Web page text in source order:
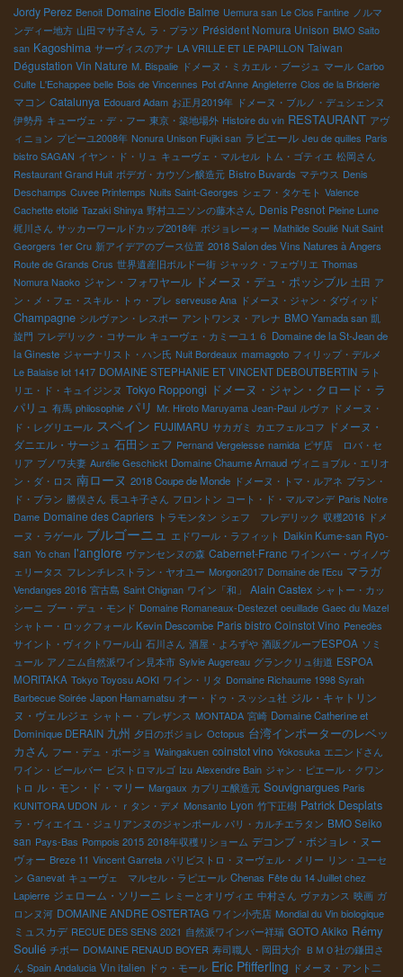
Jordy Perez Benoit Domaine Elodie Balme Uemura san Le Clos Fantine ノルマ
ンディー地方 山田マサ子さん ラ・プラツ Président Nomura Unison BMO Saito
san Kagoshima サーヴィスのアナ LA VRILLE ET LE PAPILLON Taiwan
Dégustation Vin Nature M. Bispalie ドメーヌ・ミカエル・ブージュ マール Carbo
Culte L'Echappee belle Bois de Vincennes Pot d'Anne Angleterre Clos de la Briderie
マコン Catalunya Edouard Adam お正月2019年 ドメーヌ・ブルノ・デュシェンヌ
伊勢丹 キューヴェ・デ・フー 東京・築地場外 Histoire du vin RESTAURANT アヴ
ィニョン プピーユ2008年 Nonura Unison Fujiki san ラピエール Jeu de quilles Paris
bistro SAGAN イヤン・ド・リュ キューヴェ・マルセル トム・ゴティエ 松岡さん
Restaurant Grand Huit ボデガ・カウゾン醸造元 Bistro Buvards マテウス Denis
Deschamps Cuvee Printemps Nuits Saint-Georges シェフ・タケモト Valence
Cachette etoilé Tazaki Shinya 野村ユニソンの藤木さん Denis Pesnot Pleine Lune
梶川さん サッカーワールドカップ2018年 ボジョレーォー Mathilde Soulié Nuit Saint
Georgers 1er Cru 新アイデアのブース位置 2018 Salon des Vins Natures à Angers
Route de Grands Crus 世界遺産旧ボルドー街 ジャック・フェヴリエ Thomas
Nomura Naoko ジャン・フォワヤール ドメーヌ・デュ・ポッシブル 土田 ア
ン・メ・フェ・スキル・トゥ・プレ serveuse Ana ドメーヌ・ジャン・ダヴィッド
Champagne シルヴァン・レスポー アントワンヌ・アレナ BMO Yamada san 凱
旋門 フレデリック・コサール キューヴェ・カミーユ１６ Domaine de la St-Jean de
la Gineste ジャーナリスト・ハン氏 Nuit Bordeaux mamagoto フィリップ・デルメ
Le Balaise lot 1417 DOMAINE STEPHANIE ET VINCENT DEBOUTBERTIN ラト
リエ・ド・キュイジンヌ Tokyo Roppongi ドメーヌ・ジャン・クロード・ラ
パリュ 有馬 philosophie パリ Mr. Hiroto Maruyama Jean-Paul ルヴァ ドメーヌ・
ド・レグリエール スペイン FUJIMARU サカガミ カエフェルコフ ドメーヌ・
ダニエル・サージュ 石田シェフ Pernand Vergelesse namida ピザ店 ロバ・セ
リア ブノワ夫妻 Aurélie Geschickt Domaine Chaume Arnaud ヴィニョブル・エリオ
ン・ダ・ロス 南ローヌ 2018 Coupe de Monde ドメーヌ・トマ・ルアネ ブラン・
ド・ブラン 勝俣さん 長ユキ子さん フロントン コート・ド・マルマンデ Paris Notre
Dame Domaine des Capriers トラモンタン シェフ フレデリック 収穫2016 ドメ
ーヌ・ラゲール ブルゴーニュ エドワール・ラフィット Daikin Kume-san Ryo-
san Yo chan l'anglore ヴァンセンヌの森 Cabernet-Franc ワインバー・ヴィノヴ
ェリータス フレンチレストラン・ヤオユー Morgon2017 Domaine de l'Ecu マラガ
Vendanges 2016 宮古島 Saint Chignan ワイン「和」 Alain Castex シャトー・カッ
シーニ ブー・デュ・モンド Domaine Romaneaux-Destezet oeuillade Gaec du Mazel
シャトー・ロックフォール Kevin Descombe Paris bistro Coinstot Vino Penedès
サイント・ヴィクトワール山 石川さん 酒屋・よろずや 酒販グループESPOA ソミ
ュール アノニム自然派ワイン見本市 Sylvie Augereau グランクリュ街道 ESPOA
MORITAKA Tokyo Toyosu AOKI ワイン・リタ Domaine Richaume 1998 Syrah
Barbecue Soirée Japon Hamamatsu オー・ドゥ・スッシュ社 ジル・キャトリン
ヌ・ヴェルジェ シャトー・プレザンス MONTADA 宮崎 Domaine Catherine et
Dominique DERAIN 九州 夕日のボジョレ Octopus 台湾インポーターのレベッ
カさん フー・デュ・ボージョ Waingakuen coinstot vino Yokosuka エニンドさん
ワイン・ビールバー ビストロマルゴ Izu Alexendre Bain ジャン・ピエール・クワン
トロ ル・モン・ド・マリー Margaux カプリエ醸造元 Souvignargues Paris
KUNITORA UDON ル・ｒタン・デメ Monsanto Lyon 竹下正樹 Patrick Desplats
ラ・ヴィエイユ・ジュリアンヌのジャンポール パリ・カルチエラタン BMO Seiko
san Pays-Bas Pompois 2015 2018年収穫リショーム デコンブ・ボジョレ・ヌー
ヴォー Breze 11 Vincent Garreta パリビストロ・ヌーヴェル・メリー リン・ユーセ
ン Ganevat キューヴェ マルセル・ラピエール Chenas Fête du 14 Juillet chez
Lapierre ジェローム・ソリーニ レミーとオリヴィエ 中村さん ヴァカンス 映画 ガ
ロンヌ河 DOMAINE ANDRE OSTERTAG ワイン小売店 Mondial du Vin biologique
ミュスカデ RECUE DES SENS 2021 自然派ワインバー祥瑞 GOTO Akiko Rémy
Soulié チボー DOMAINE RENAUD BOYER 寿司職人・岡田大介 ＢＭＯ社の鎌田さ
ん Spain Andalucia Vin italien ドゥ・モール Eric Pfifferling ドメーヌ・アント二